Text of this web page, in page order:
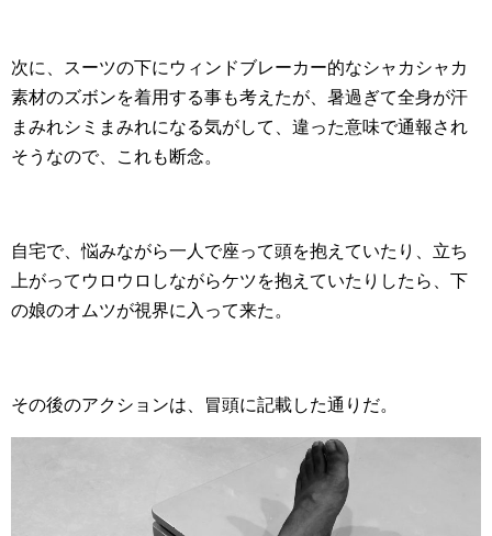
次に、スーツの下にウィンドブレーカー的なシャカシャカ
素材のズボンを着用する事も考えたが、暑過ぎて全身が汗
まみれシミまみれになる気がして、違った意味で通報され
そうなので、これも断念。
自宅で、悩みながら一人で座って頭を抱えていたり、立ち
上がってウロウロしながらケツを抱えていたりしたら、下
の娘のオムツが視界に入って来た。
その後のアクションは、冒頭に記載した通りだ。